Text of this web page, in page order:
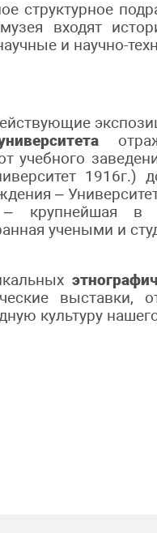
структурное
входят
и научно-
учебного
1916г.)
–
крупнейшая в
учеными и
выставки,
культуру